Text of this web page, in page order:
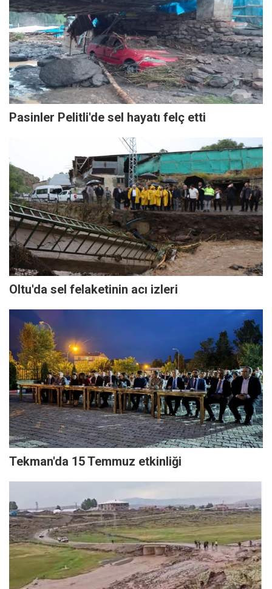
Pasinler Pelitli'de sel hayatı felç etti
Oltu'da sel felaketinin acı izleri
Tekman'da 15 Temmuz etkinliği